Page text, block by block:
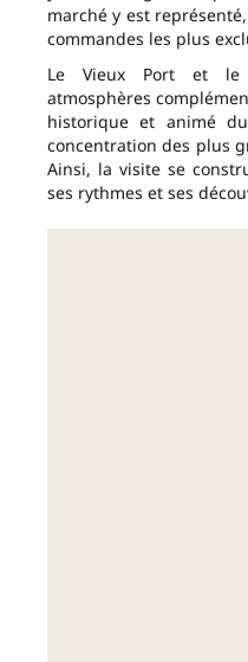
marché y est
commandes les plus
Le Vieux Port et le
atmosphères
historique et animé
concentration des plus
Ainsi, la visite se
ses rythmes et ses